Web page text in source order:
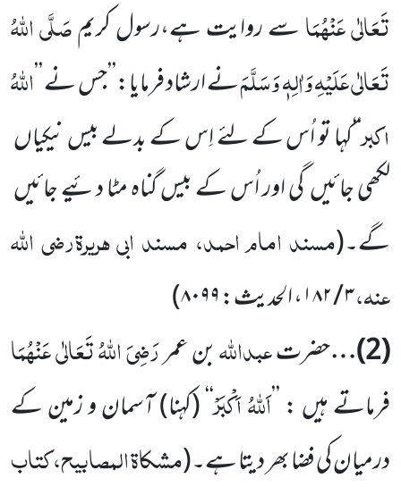
تَعَالٰی عَنْہُمَاسے روایت ہے،رسول کریمصَلَّی اللّٰہُ
تَعَالٰی عَلَیْہِ وَاٰلِہٖ وَسَلَّمَنے ارشاد فرمایا:’’جس نے’’اللّٰہُ
اکبر‘‘کہا تو اُس کے لئے اِس کے بدلے بیس نیکیاں
لکھی جائیںگی اور اُس کے بیس گناہ مٹا دئیے جائیں
گے۔(مسند امام احمد، مسند ابی ہریرۃرضی اللّٰہ
عنہ،۳ / ۱۸۲ ، الحدیث:۸۰۹۹)
(
2
)…حضرتعبداللّٰہبن عمررَضِیَ اللّٰہُ تَعَالٰی عَنْہُمَا
فرماتے ہیں :’’اَللّٰہُاَکْبَرْ‘‘(کہنا)آسمان و زمین کے
درمیان کی فضا بھر دیتا ہے۔(مشکاۃ المصابیح،کتاب